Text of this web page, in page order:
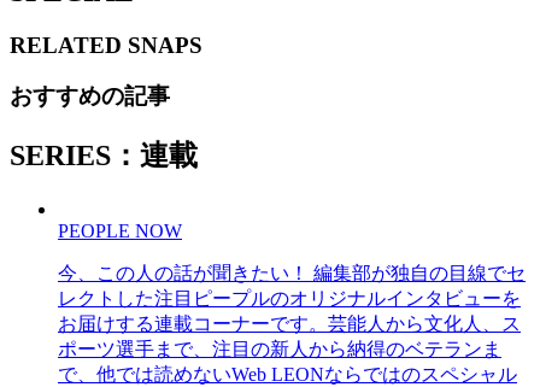
RELATED SNAPS
おすすめの記事
SERIES：連載
PEOPLE NOW
今、この人の話が聞きたい！ 編集部が独自の目線でセ
レクトした注目ピープルのオリジナルインタビューを
お届けする連載コーナーです。芸能人から文化人、ス
ポーツ選手まで、注目の新人から納得のベテランま
で、他では読めないWeb LEONならではのスペシャル